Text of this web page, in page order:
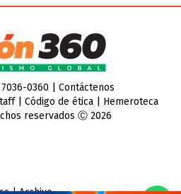
0360 | Contáctenos
| Código de ética| Hemeroteca
reservados Ⓒ 2026